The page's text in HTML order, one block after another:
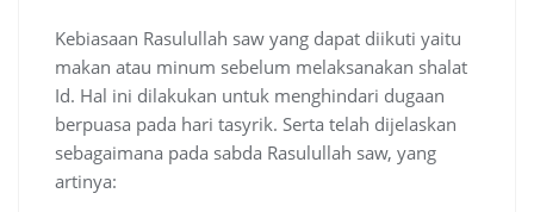
Kebiasaan Rasulullah saw yang dapat diikuti yaitu
makan atau minum sebelum melaksanakan shalat
Id. Hal ini dilakukan untuk menghindari dugaan
berpuasa pada hari tasyrik. Serta telah dijelaskan
sebagaimana pada sabda Rasulullah saw, yang
artinya: